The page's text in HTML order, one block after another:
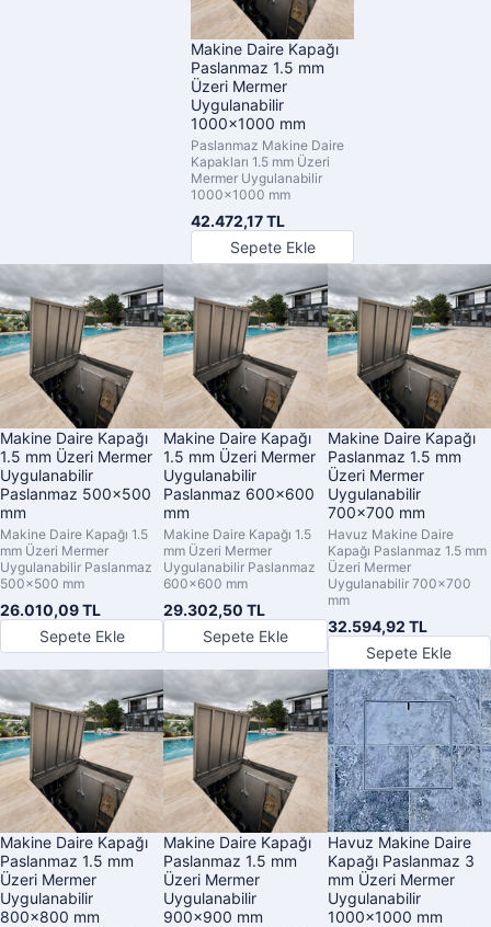
Makine Daire Kapağı
Paslanmaz 1.5 mm
Üzeri Mermer
Uygulanabilir
1000x1000 mm
Paslanmaz Makine Daire
Kapakları 1.5 mm Üzeri
Mermer Uygulanabilir
1000x1000 mm
42.472,17 TL
Sepete Ekle
Makine Daire Kapağı
1.5 mm Üzeri Mermer
Uygulanabilir
Paslanmaz 500x500
mm
Makine Daire Kapağı 1.5
mm Üzeri Mermer
Uygulanabilir Paslanmaz
500x500 mm
26.010,09 TL
Sepete Ekle
Makine Daire Kapağı
1.5 mm Üzeri Mermer
Uygulanabilir
Paslanmaz 600x600
mm
Makine Daire Kapağı 1.5
mm Üzeri Mermer
Uygulanabilir Paslanmaz
600x600 mm
29.302,50 TL
Sepete Ekle
Makine Daire Kapağı
Paslanmaz 1.5 mm
Üzeri Mermer
Uygulanabilir
700x700 mm
Havuz Makine Daire
Kapağı Paslanmaz 1.5 mm
Üzeri Mermer
Uygulanabilir 700x700
mm
32.594,92 TL
Sepete Ekle
Makine Daire Kapağı
Paslanmaz 1.5 mm
Üzeri Mermer
Uygulanabilir
800x800 mm
Makine Daire Kapağı
Paslanmaz 1.5 mm
Üzeri Mermer
Uygulanabilir
900x900 mm
Havuz Makine Daire
Kapağı Paslanmaz 3
mm Üzeri Mermer
Uygulanabilir
1000x1000 mm